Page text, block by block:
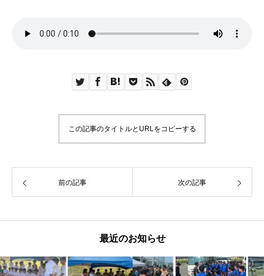
この記事のタイトルとURLをコピーする
前の記事 次の記事
最近のお知らせ